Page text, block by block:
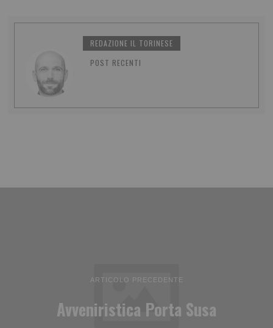
REDAZIONE IL TORINESE
POST RECENTI
ARTICOLO PRECEDENTE
Avveniristica Porta Susa